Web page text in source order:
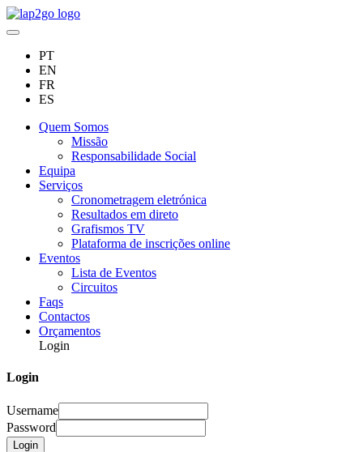
PT
EN
FR
ES
Quem Somos
Missão
Responsabilidade Social
Equipa
Serviços
Cronometragem eletrónica
Resultados em direto
Grafismos TV
Plataforma de inscrições online
Eventos
Lista de Eventos
Circuitos
Faqs
Contactos
Orçamentos
Login
Login
Username
Password
Login